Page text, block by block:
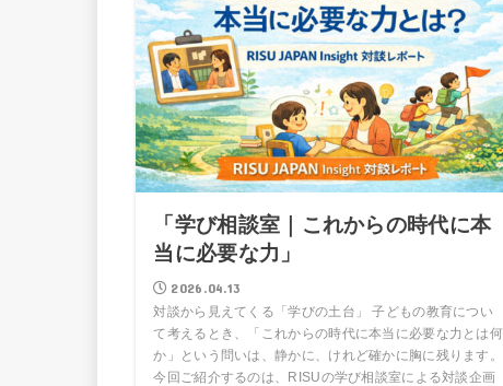
「学び相談室｜これからの時代に本
当に必要な力」
2026.04.13
対談から見えてくる「学びの土台」 子どもの教育につい
て考えるとき、「これからの時代に本当に必要な力とは何
か」という問いは、静かに、けれど確かに胸に残ります。
今回ご紹介するのは、RISUの学び相談室による対談企画